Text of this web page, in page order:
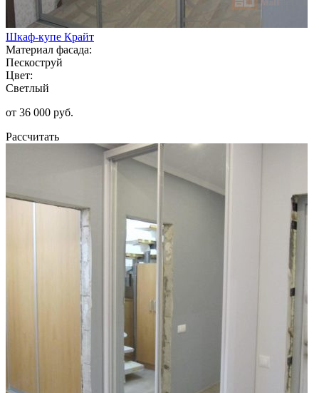
Шкаф-купе Крайт
Материал фасада:
Пескоструй
Цвет:
Светлый
от 36 000 руб.
Рассчитать